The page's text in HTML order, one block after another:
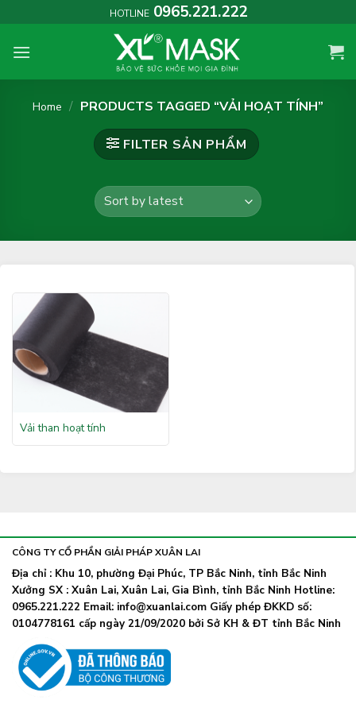
to
content
HOTLINE 0965.221.222
Home / PRODUCTS TAGGED “VẢI HOẠT TÍNH”
FILTER
Vải than hoạt tính
CÔNG TY CỔ PHẦN GIẢI PHÁP XUÂN LAI
Địa chỉ : Khu 10, phường Đại Phúc, TP Bắc Ninh, tỉnh Bắc Ninh
Xưởng SX : Xuân Lai, Xuân Lai, Gia Bình, tỉnh Bắc Ninh Hotline:
0965.221.222 Email: info@xuanlai.com Giấy phép ĐKKD số:
0104778161 cấp ngày 21/09/2020 bởi Sở KH & ĐT tỉnh Bắc Ninh